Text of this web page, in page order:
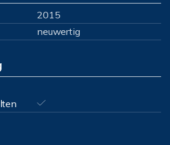
2015
neuwertig